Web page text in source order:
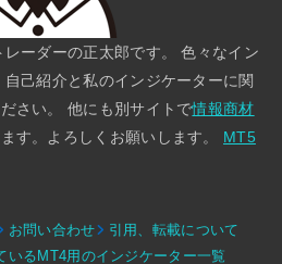
ーダーの正太郎です。 色々なイン
己紹介と私のインジケーターに関
さい。 他にも別サイトで情報商材
す。よろしくお願いします。 MT5
お問い合わせ
引用、転載について
いるMT4用のインジケーター一覧